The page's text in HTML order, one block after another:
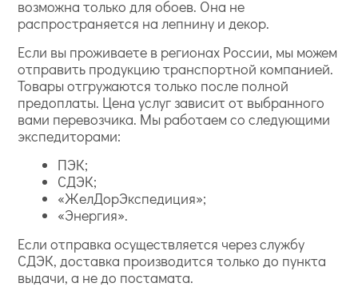
возможна только для обоев. Она не
распространяется на лепнину и декор.
Если вы проживаете в регионах России, мы можем
отправить продукцию транспортной компанией.
Товары отгружаются только после полной
предоплаты. Цена услуг зависит от выбранного
вами перевозчика. Мы работаем со следующими
экспедиторами:
ПЭК;
СДЭК;
«ЖелДорЭкспедиция»;
«Энергия».
Если отправка осуществляется через службу
СДЭК, доставка производится только до пункта
выдачи, а не до постамата.